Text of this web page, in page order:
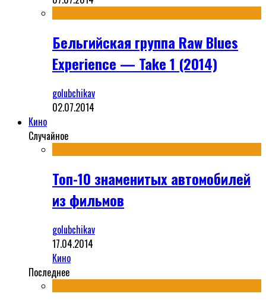
Бельгийская группа Raw Blues
Experience — Take 1 (2014)
golubchikav
02.07.2014
Кино
Случайное
Топ-10 знаменитых автомобилей
из фильмов
golubchikav
17.04.2014
Кино
Последнее